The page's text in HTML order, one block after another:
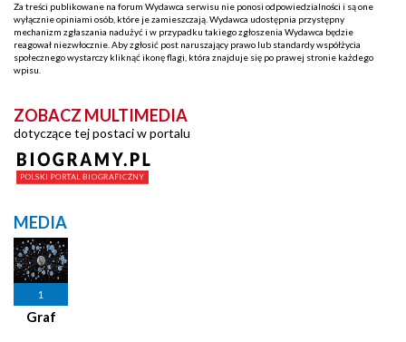
Za treści publikowane na forum Wydawca serwisu nie ponosi odpowiedzialności i są one
wyłącznie opiniami osób, które je zamieszczają. Wydawca udostępnia przystępny
mechanizm zgłaszania nadużyć i w przypadku takiego zgłoszenia Wydawca będzie
reagował niezwłocznie. Aby zgłosić post naruszający prawo lub standardy współżycia
społecznego wystarczy kliknąć ikonę flagi, która znajduje się po prawej stronie każdego
wpisu.
ZOBACZ MULTIMEDIA
dotyczące tej postaci w portalu
MEDIA
1
Graf